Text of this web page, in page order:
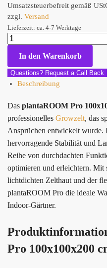
Umsatzsteuerbefreit gemäß
zzgl. Versand
Lieferzeit: ca. 4-7 Werktage
In den Warenkorb
Questions? Request a Call Back
Beschreibung
Das plantaROOM Pro
professionelles Growzelt, das
Ansprüchen entwickelt wurde.
hervorragende Stabilität und
Reihe von durchdachten
optimieren und erleichtern. Mit
lichtdichten Zelthaut und der
plantaROOM Pro die ideale
Indoor-Gärtner.
Pro 100x100x200